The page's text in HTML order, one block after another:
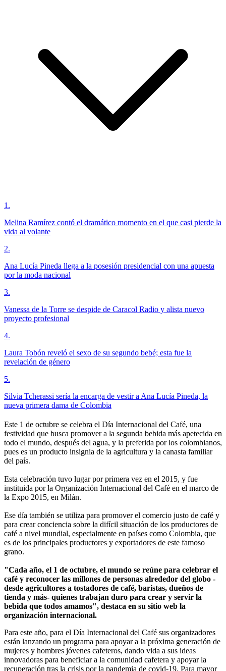
1 .
Melina Ramírez contó el dramático momento en el que casi pierde la
vida al volante
2.
Ana Lucía Pineda llega a la posesión presidencial con una apuesta
por la moda nacional
3.
Vanessa de la Torre se despide de Caracol Radio y alista nuevo
proyecto profesional
4.
Laura Tobón reveló el sexo de su segundo bebé; esta fue la
revelación de género
5.
Silvia Tcherassi sería la encarga de vestir a Ana Lucía Pineda, la
nueva primera dama de Colombia
Este 1 de octubre se celebra el Día Internacional del Café, una
festividad que busca promover a la segunda bebida más apetecida en
todo el mundo, después del agua, y la preferida por los colombianos,
pues es un producto insignia de la agricultura y la canasta familiar
del país.
Esta celebración tuvo lugar por primera vez en el 2015, y fue
instituida por la Organización Internacional del Café en el marco de
la Expo 2015, en Milán.
Ese día también se utiliza para promover el comercio justo de café y
para crear conciencia sobre la difícil situación de los productores de
café a nivel mundial, especialmente en países como Colombia, que
es de los principales productores y exportadores de este famoso
grano.
"Cada año, el 1 de octubre, el mundo se reúne para celebrar el
café y reconocer las millones de personas alrededor del globo -
desde agricultores a tostadores de café, baristas, dueños de
tienda y más- quienes trabajan duro para crear y servir la
bebida que todos amamos", destaca en su sitio web la
organización internacional.
Para este año, para el Día Internacional del Café sus organizadores
están lanzando un programa para apoyar a la próxima generación de
mujeres y hombres jóvenes cafeteros, dando vida a sus ideas
innovadoras para beneficiar a la comunidad cafetera y apoyar la
recuperación tras la crisis por la pandemia de covid-19. Para mayor